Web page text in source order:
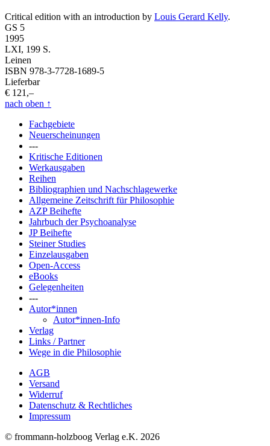
Critical edition with an introduction by Louis Gerard Kelly.
GS 5
1995
LXI, 199 S.
Leinen
ISBN 978-3-7728-1689-5
Lieferbar
€ 121,–
nach oben ↑
Fachgebiete
Neuerscheinungen
---
Kritische Editionen
Werkausgaben
Reihen
Bibliographien und Nachschlagewerke
Allgemeine Zeitschrift für Philosophie
AZP Beihefte
Jahrbuch der Psychoanalyse
JP Beihefte
Steiner Studies
Einzelausgaben
Open-Access
eBooks
Gelegenheiten
---
Autor*innen
Autor*innen-Info
Verlag
Links / Partner
Wege in die Philosophie
AGB
Versand
Widerruf
Datenschutz & Rechtliches
Impressum
© frommann-holzboog Verlag e.K. 2026